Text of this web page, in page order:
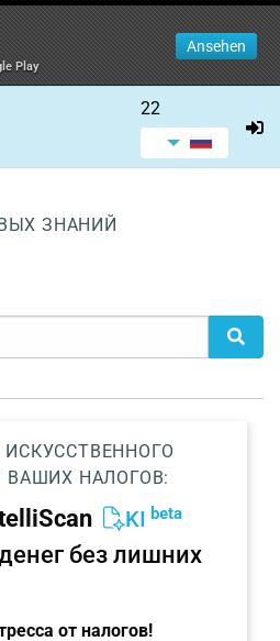
Play
Ansehen
22
ЗНАНИЙ
ВАШИХ НАЛОГОВ:
KI beta
без лишних
от налогов!